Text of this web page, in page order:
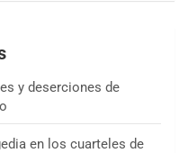
y deserciones de
en los cuarteles de